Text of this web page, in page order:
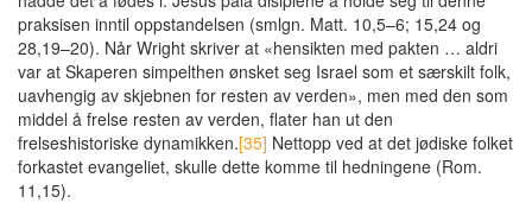
praksisen inntil oppstandelsen (smlgn. Matt. 10,5–6; 15,24 og
28,19–20). Når Wright skriver at «hensikten med pakten … aldri
var at Skaperen simpelthen ønsket seg Israel som et særskilt folk,
uavhengig av skjebnen for resten av verden», men med den som
middel å frelse resten av verden, flater han ut den
frelseshistoriske dynamikken.[35] Nettopp ved at det jødiske folket
forkastet evangeliet, skulle dette komme til hedningene (Rom.
11,15).